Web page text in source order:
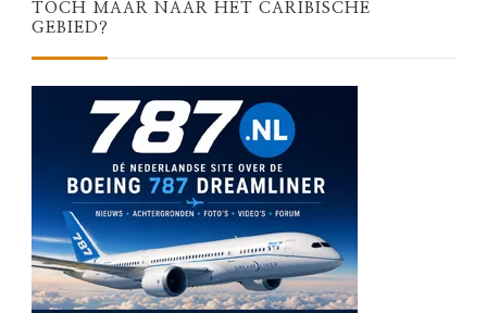
TOCH MAAR NAAR HET CARIBISCHE
GEBIED?